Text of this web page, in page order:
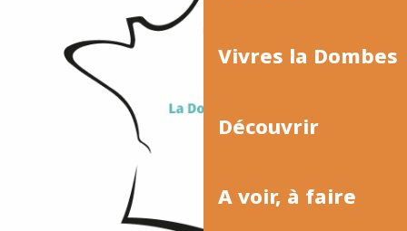
Vivres la Dombes
Découvrir
A voir, à faire